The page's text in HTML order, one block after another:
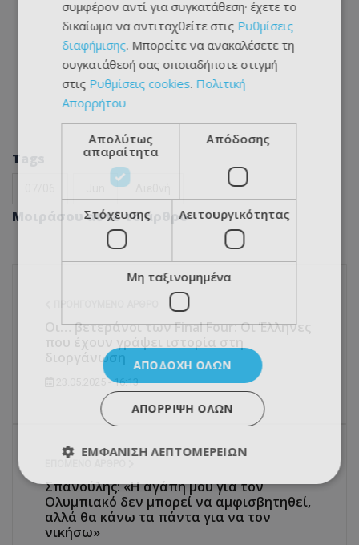
Tags
Μοιράσου αυτό το άρθρο
Οι… βετεράνοι των Final Four: Οι Έλληνες
διοργάνωση
23.05.2025 - 16:13
Σπανούλης: «Η αγάπη μου για τον
Ολυμπιακό δεν μπορεί να αμφισβητηθεί,
αλλά θα κάνω τα πάντα για να τον
νικήσω»
συμφέρον αντί για συγκατάθεση· έχετε το
δικαίωμα να αντιταχθείτε στις Ρυθμίσεις
διαφήμισης. Μπορείτε να ανακαλέσετε τη
συγκατάθεσή σας οποιαδήποτε στιγμή
στις Ρυθμίσεις cookies. Πολιτική
Απορρήτου
Απολύτως
απαραίτητα
Απόδοσης
Στόχευσης Λειτουργικότητας
Μη ταξινομημένα
ΑΠΟΔΟΧΉ ΌΛΩΝ
ΑΠΌΡΡΙΨΗ ΌΛΩΝ
ΕΜΦΆΝΙΣΗ ΛΕΠΤΟΜΕΡΕΙΏΝ